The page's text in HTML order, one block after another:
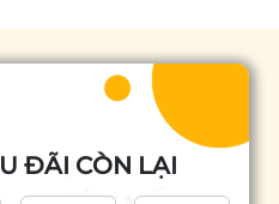
ĐÃI CÒN LẠI